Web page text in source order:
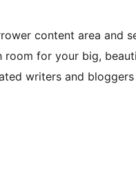
content area and
room for your big,
writers and